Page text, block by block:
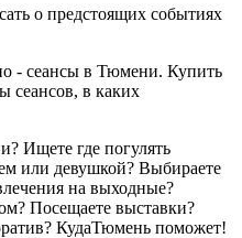
о предстоящих событиях
- сеансы в Тюмени. Купить
сеансов, в каких
Ищете где погулять
или девушкой? Выбираете
на выходные?
Посещаете выставки?
КудаТюмень поможет!